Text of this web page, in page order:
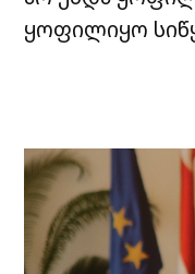
ყოფილიყო